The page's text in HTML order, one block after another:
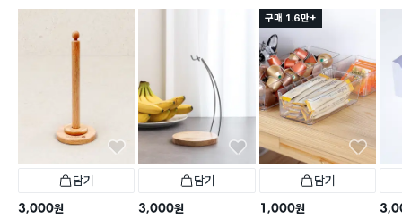
담기
3,000원
담기
3,000원
구매 1.6만+
담기
1,000원